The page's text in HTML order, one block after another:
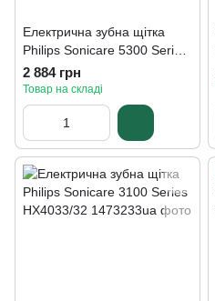
Електрична зубна щітка
Philips Sonicare 5300 Series
HX7108/01
2 884 грн
Товар на складі